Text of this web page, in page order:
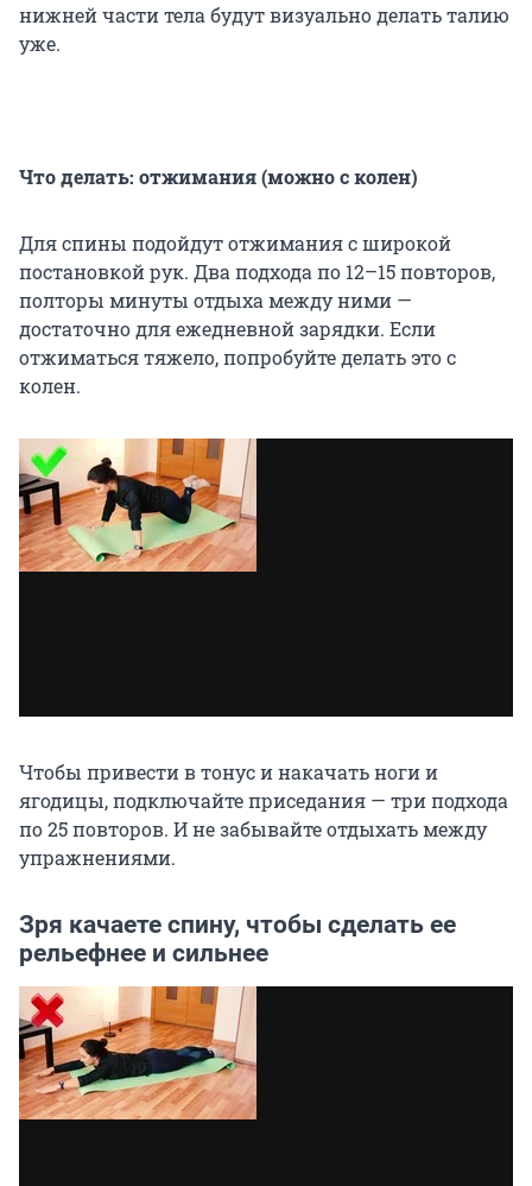
нижней части тела будут визуально делать талию
уже.
Что делать: отжимания (можно с колен)
Для спины подойдут отжимания с широкой
постановкой рук. Два подхода по 12–15 повторов,
полторы минуты отдыха между ними —
достаточно для ежедневной зарядки. Если
отжиматься тяжело, попробуйте делать это с
колен.
Чтобы привести в тонус и накачать ноги и
ягодицы, подключайте приседания — три подхода
по 25 повторов. И не забывайте отдыхать между
упражнениями.
Зря качаете спину, чтобы сделать ее
рельефнее и сильнее